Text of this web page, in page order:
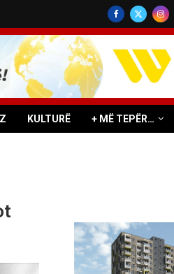
KULTURË + MË TEPËR…